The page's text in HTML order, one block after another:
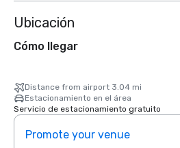
Ubicación
Cómo llegar
Distance from airport 3.04 mi
Estacionamiento en el área
Servicio de estacionamiento gratuito
Promote your venue